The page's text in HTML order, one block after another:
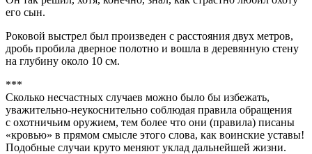
его сын.
Роковой выстрел был произведен с расстояния двух метров,
дробь пробила дверное полотно и вошла в деревянную стену
на глубину около 10 см.
***
Сколько несчастных случаев можно было бы избежать,
уважительно-неукоснительно соблюдая правила обращения
с охотничьим оружием, тем более что они (правила) писаны
«кровью» в прямом смысле этого слова, как воинские уставы!
Подобные случаи круто меняют уклад дальнейшей жизни.